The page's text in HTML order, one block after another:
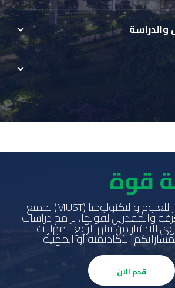
قوة
تقدم جامعة مصر للعلوم والتكنولوجيا (MUST) لجميع
والمقدرين لقوتها، برامج دراسات
للاختيار من بينها لرفع المهارات
الأكاديمية أو المهنية.
قدم الان